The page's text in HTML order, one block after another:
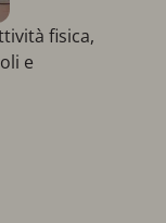
fisica,
e